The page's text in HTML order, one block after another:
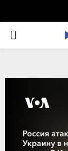
PRIMARY